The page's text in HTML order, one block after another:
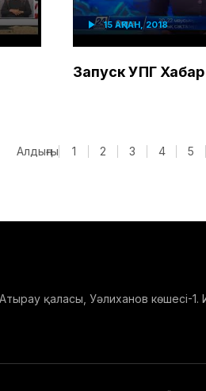
15 АҚПАН, 2018
Запуск УПГ
Алдыңғы 1 2 3 4 5
қаласы, Уәлиханов көшесі-1.